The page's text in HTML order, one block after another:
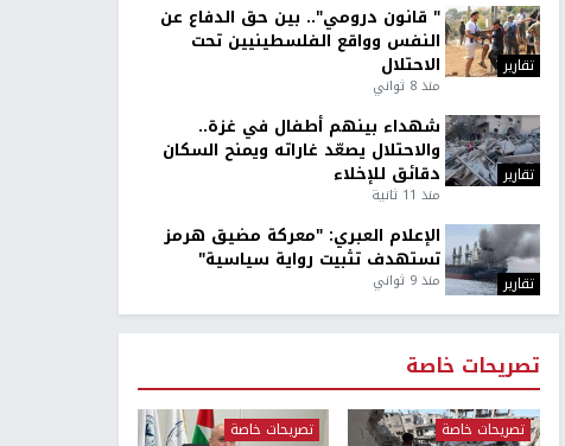
تقارير
" قانون درومي".. بين حق الدفاع عن
النفس وواقع الفلسطينيين تحت
الاحتلال
منذ 8 ثواني
تقارير
شهداء بينهم أطفال في غزة..
والاحتلال يصعّد غاراته ويمنح السكان
دقائق للإخلاء
منذ 11 ثانية
تقارير
الإعلام العبري: "معركة مضيق هرمز
تستهدف تثبيت رواية سياسية"
منذ 9 ثواني
تصريحات خاصة
تصريحات خاصة تصريحات خاصة